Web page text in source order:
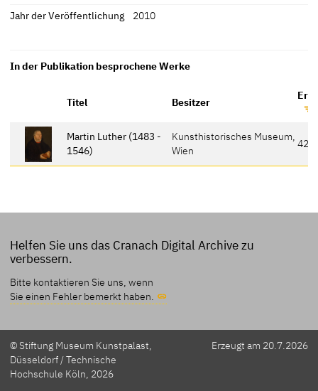
Jahr der Veröffentlichung
2010
In der Publikation besprochene Werke
Titel Besitzer
Martin Luther (1483 -
1546)
Kunsthistorisches Museum,
Wien
Helfen Sie uns das Cranach Digital Archive zu
verbessern.
Bitte kontaktieren Sie uns, wenn
Sie einen Fehler bemerkt haben.
© Stiftung Museum Kunstpalast,
Düsseldorf / Technische
Hochschule Köln, 2026
Erzeugt am 20.7.2026